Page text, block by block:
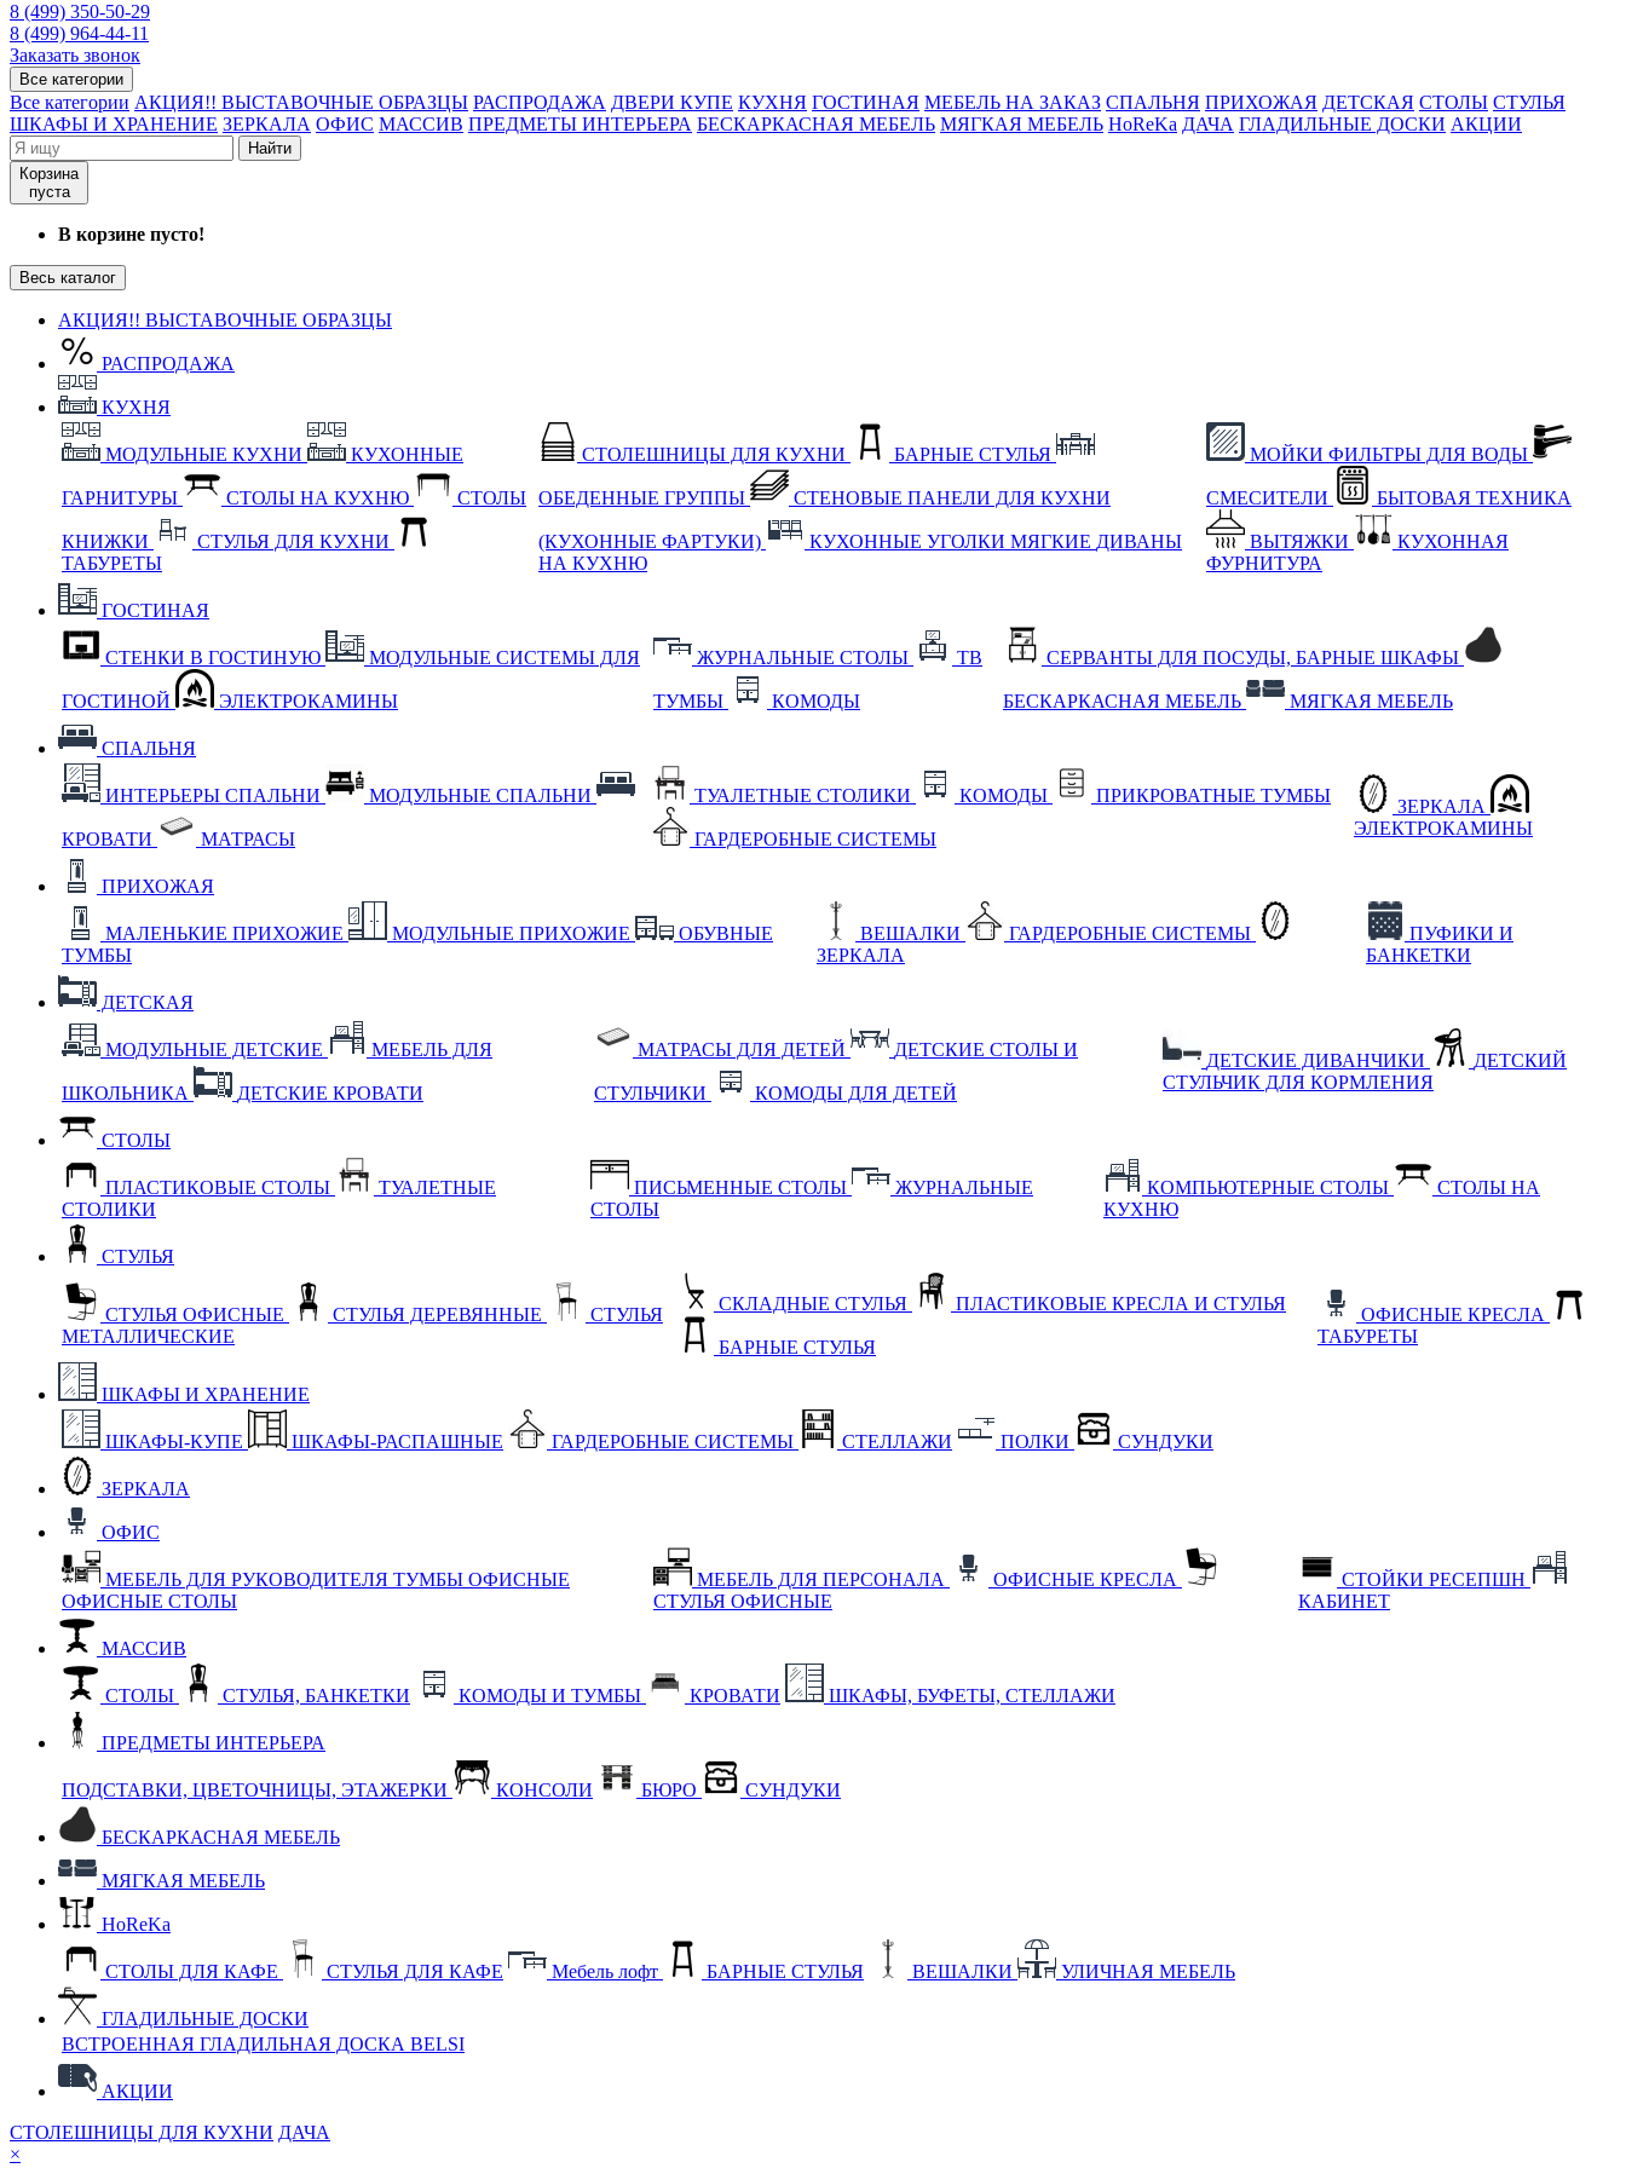
8 (499) 350-50-29
8 (499) 964-44-11
Заказать звонок
Все категории
Все категории АКЦИЯ!! ВЫСТАВОЧНЫЕ ОБРАЗЦЫ РАСПРОДАЖА ДВЕРИ КУПЕ КУХНЯ ГОСТИНАЯ МЕБЕЛЬ НА ЗАКАЗ СПАЛЬНЯ ПРИХОЖАЯ ДЕТСКАЯ СТОЛЫ СТУЛЬЯ
ШКАФЫ И ХРАНЕНИЕ ЗЕРКАЛА ОФИС МАССИВ ПРЕДМЕТЫ ИНТЕРЬЕРА БЕСКАРКАСНАЯ МЕБЕЛЬ МЯГКАЯ МЕБЕЛЬ HoReKa ДАЧА ГЛАДИЛЬНЫЕ ДОСКИ АКЦИИ
Найти
Корзина
пуста
В корзине пусто!
Весь каталог
АКЦИЯ!! ВЫСТАВОЧНЫЕ ОБРАЗЦЫ
РАСПРОДАЖА
КУХНЯ
МОДУЛЬНЫЕ КУХНИ КУХОННЫЕ
ГАРНИТУРЫ СТОЛЫ НА КУХНЮ СТОЛЫ
КНИЖКИ
СТУЛЬЯ ДЛЯ КУХНИ
ТАБУРЕТЫ
СТОЛЕШНИЦЫ ДЛЯ КУХНИ БАРНЫЕ СТУЛЬЯ
ОБЕДЕННЫЕ ГРУППЫ СТЕНОВЫЕ ПАНЕЛИ ДЛЯ КУХНИ
(КУХОННЫЕ ФАРТУКИ) КУХОННЫЕ УГОЛКИ МЯГКИЕ ДИВАНЫ
НА КУХНЮ
МОЙКИ ФИЛЬТРЫ ДЛЯ ВОДЫ
СМЕСИТЕЛИ БЫТОВАЯ ТЕХНИКА
ВЫТЯЖКИ
КУХОННАЯ
ФУРНИТУРА
ГОСТИНАЯ
СТЕНКИ В ГОСТИНУЮ МОДУЛЬНЫЕ СИСТЕМЫ ДЛЯ
ГОСТИНОЙ ЭЛЕКТРОКАМИНЫ
ЖУРНАЛЬНЫЕ СТОЛЫ ТВ
ТУМБЫ КОМОДЫ
СЕРВАНТЫ ДЛЯ ПОСУДЫ, БАРНЫЕ ШКАФЫ
БЕСКАРКАСНАЯ МЕБЕЛЬ МЯГКАЯ МЕБЕЛЬ
СПАЛЬНЯ
ИНТЕРЬЕРЫ СПАЛЬНИ МОДУЛЬНЫЕ СПАЛЬНИ
КРОВАТИ МАТРАСЫ
ТУАЛЕТНЫЕ СТОЛИКИ КОМОДЫ ПРИКРОВАТНЫЕ ТУМБЫ
ГАРДЕРОБНЫЕ СИСТЕМЫ
ЗЕРКАЛА
ЭЛЕКТРОКАМИНЫ
ПРИХОЖАЯ
МАЛЕНЬКИЕ ПРИХОЖИЕ МОДУЛЬНЫЕ ПРИХОЖИЕ
ОБУВНЫЕ
ТУМБЫ
ВЕШАЛКИ
ГАРДЕРОБНЫЕ СИСТЕМЫ
ЗЕРКАЛА
ПУФИКИ И
БАНКЕТКИ
ДЕТСКАЯ
МОДУЛЬНЫЕ ДЕТСКИЕ МЕБЕЛЬ ДЛЯ
ШКОЛЬНИКА ДЕТСКИЕ КРОВАТИ
МАТРАСЫ ДЛЯ ДЕТЕЙ ДЕТСКИЕ СТОЛЫ И
СТУЛЬЧИКИ КОМОДЫ ДЛЯ ДЕТЕЙ
ДЕТСКИЕ ДИВАНЧИКИ
ДЕТСКИЙ
СТУЛЬЧИК ДЛЯ КОРМЛЕНИЯ
СТОЛЫ
ПЛАСТИКОВЫЕ СТОЛЫ
ТУАЛЕТНЫЕ
СТОЛИКИ
ПИСЬМЕННЫЕ СТОЛЫ
ЖУРНАЛЬНЫЕ
СТОЛЫ
КОМПЬЮТЕРНЫЕ СТОЛЫ
СТОЛЫ НА
КУХНЮ
СТУЛЬЯ
СТУЛЬЯ ОФИСНЫЕ СТУЛЬЯ ДЕРЕВЯННЫЕ
СТУЛЬЯ
МЕТАЛЛИЧЕСКИЕ
СКЛАДНЫЕ СТУЛЬЯ ПЛАСТИКОВЫЕ КРЕСЛА И СТУЛЬЯ
БАРНЫЕ СТУЛЬЯ
ОФИСНЫЕ КРЕСЛА
ТАБУРЕТЫ
ШКАФЫ И ХРАНЕНИЕ
ШКАФЫ-КУПЕ ШКАФЫ-РАСПАШНЫЕ ГАРДЕРОБНЫЕ СИСТЕМЫ СТЕЛЛАЖИ ПОЛКИ СУНДУКИ
ЗЕРКАЛА
ОФИС
МЕБЕЛЬ ДЛЯ РУКОВОДИТЕЛЯ ТУМБЫ ОФИСНЫЕ
ОФИСНЫЕ СТОЛЫ
МЕБЕЛЬ ДЛЯ ПЕРСОНАЛА
ОФИСНЫЕ КРЕСЛА
СТУЛЬЯ ОФИСНЫЕ
СТОЙКИ РЕСЕПШН
КАБИНЕТ
МАССИВ
СТОЛЫ СТУЛЬЯ, БАНКЕТКИ КОМОДЫ И ТУМБЫ КРОВАТИ ШКАФЫ, БУФЕТЫ, СТЕЛЛАЖИ
ПРЕДМЕТЫ ИНТЕРЬЕРА
ПОДСТАВКИ, ЦВЕТОЧНИЦЫ, ЭТАЖЕРКИ КОНСОЛИ БЮРО СУНДУКИ
БЕСКАРКАСНАЯ МЕБЕЛЬ
МЯГКАЯ МЕБЕЛЬ
HoReKa
СТОЛЫ ДЛЯ КАФЕ СТУЛЬЯ ДЛЯ КАФЕ Мебель лофт БАРНЫЕ СТУЛЬЯ ВЕШАЛКИ УЛИЧНАЯ МЕБЕЛЬ
ГЛАДИЛЬНЫЕ ДОСКИ
ВСТРОЕННАЯ ГЛАДИЛЬНАЯ ДОСКА BELSI
АКЦИИ
СТОЛЕШНИЦЫ ДЛЯ КУХНИ ДАЧА
×